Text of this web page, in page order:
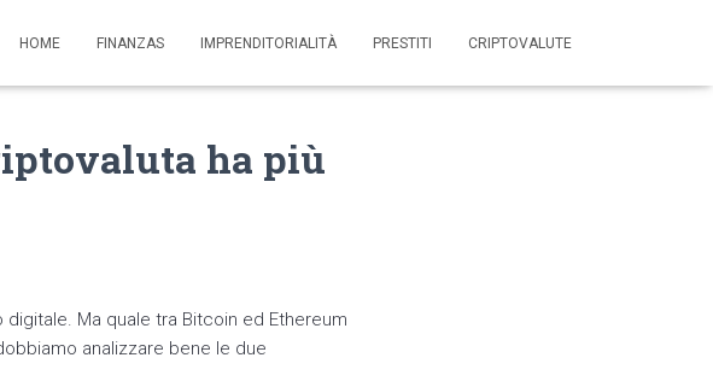
HOME FINANZAS IMPRENDITORIALITÀ PRESTITI CRIPTOVALUTE
ha più
Ma quale tra Bitcoin ed Ethereum
analizzare bene le due